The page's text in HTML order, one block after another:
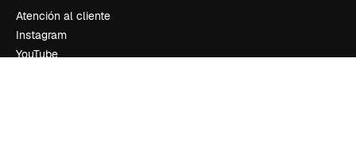
Atención al cliente
Instagram
YouTube